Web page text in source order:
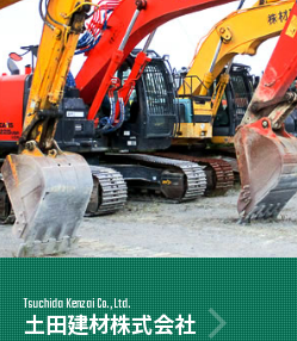
Tsuchida Kenzai Co.,Ltd.
土田建材株式会社